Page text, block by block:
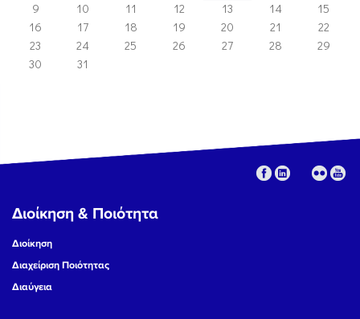
9
10 11 12 13 14
15
16
17 18 19 20 21
22
23
24 25 26 27 28
29
30
31
Διοίκηση & Ποιότητα
Διοίκηση
Διαχείριση Ποιότητας
Διαύγεια